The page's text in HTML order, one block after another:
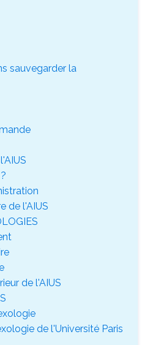
sauvegarder la
de l'AIUS
de l'AIUS
de l'Université Paris